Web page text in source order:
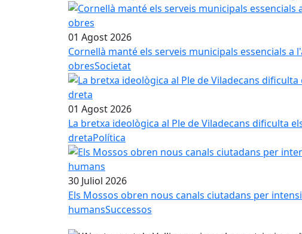
01 Agost 2026
Cornellà manté els serveis municipals essencials
obresSocietat
01 Agost 2026
La bretxa ideològica al Ple de Viladecans dificulta
dretaPolítica
30 Juliol 2026
Els Mossos obren nous canals ciutadans per
humansSuccessos